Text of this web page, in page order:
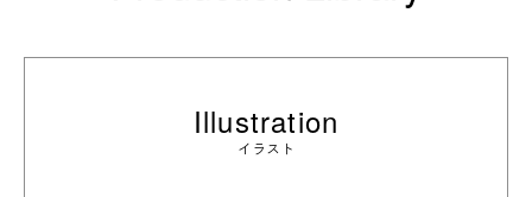
Illustration
イラスト